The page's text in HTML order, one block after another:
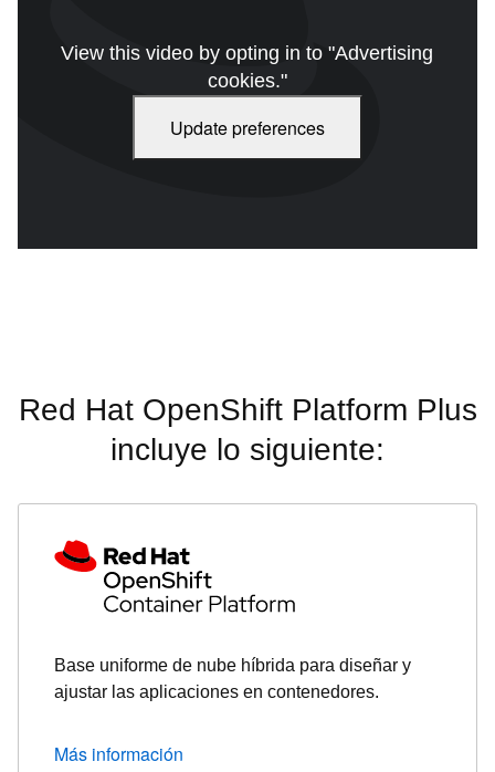
View this video by opting in to "Advertising
cookies."
Update preferences
Red Hat OpenShift Platform Plus
incluye lo siguiente:
Base uniforme de nube híbrida para diseñar y
ajustar las aplicaciones en contenedores.
Más información